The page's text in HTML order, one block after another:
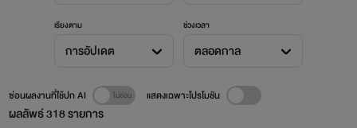
เรียงตาม
การอัปเดต
ช่วงเวลา
ตลอดกาล
ผลลัพธ์318รายการ
ซ่อนผลงานที่ใช้ปก AI แสดงเฉพาะโปรโมชัน